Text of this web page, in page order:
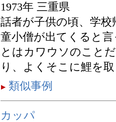
1973年 三重県
話者が子供の頃、学
童小僧が出てくると
とはカワウソのこと
り、よくそこに鯉を
類似事例
カッパ